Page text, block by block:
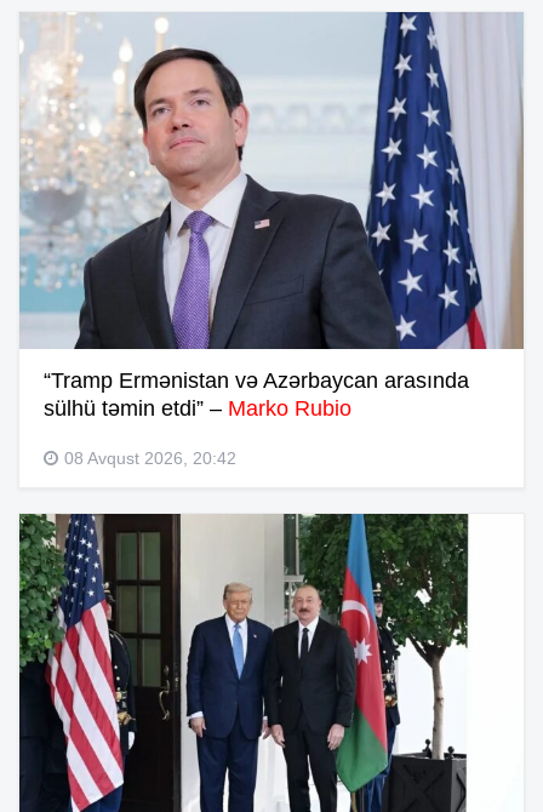
“Tramp Ermənistan və Azərbaycan arasında
sülhü təmin etdi” – Marko Rubio
08 Avqust 2026, 20:42